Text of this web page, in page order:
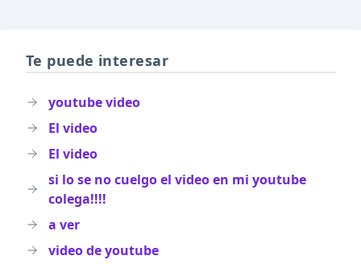
Te puede interesar
youtube video
El video
El video
si lo se no cuelgo el video en mi youtube
colega!!!!
a ver
video de youtube